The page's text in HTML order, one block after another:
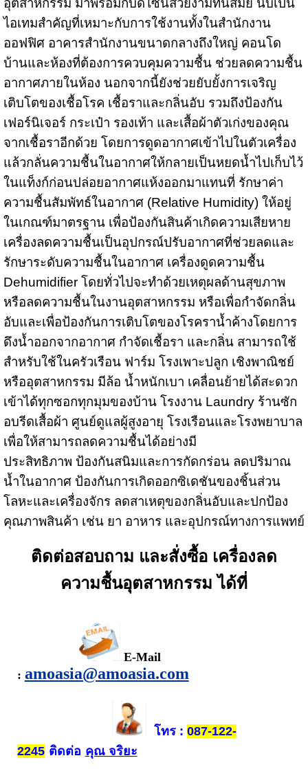
ไอเทมสำคัญที่เหมาะกับการใช้งานทั้งในสำนักงาน
ออฟฟิศ อาคารสำนักงานขนาดกลางถึงใหญ่ คอนโด
บ้านและห้องที่ต้องการควบคุมความชื้น ช่วยลดความชื้น
อากาศภายในห้อง นอกจากนี้ยังช่วยยับยั้งการเจริญ
เติบโตของเชื้อโรค เชื้อราและกลิ่นอับ รวมถึงป้องกัน
เฟอร์นิเจอร์ กระเป๋า รองเท้า และเสื้อผ้าตัวเก่งของคุณ
จากเชื้อราอีกด้วย โดยการดูดอากาศเข้าไปในตัวเครื่อง
แล้วกลั่นความชื้นในอากาศให้กลายเป็นหยดน้ำไปเก็บไว้
ในแท็งก์ก่อนปล่อยอากาศแห้งออกมาแทนที่ รักษาค่า
ความชื้นสัมพัทธ์ในอากาศ (Relative Humidity) ให้อยู่
ในเกณฑ์มาตรฐาน เพื่อป้องกันสินค้าเกิดความเสียหาย
เครื่องลดความชื้นเป็นอุปกรณ์ปรับอากาศที่ช่วยลดและ
รักษาระดับความชื้นในอากาศ เครื่องดูดความชื้น
Dehumidifier โดยทั่วไปจะทำด้วยเหตุผลด้านสุขภาพ
หรือลดความชื้นในงานอุตสาหกรรม หรือเพื่อกำจัดกลิ่น
อับและเพื่อป้องกันการเติบโตของโรคราน้ำค้างโดยการ
ดึงน้ำออกจากอากาศ กำจัดเชื้อรา และกลิ่น สามารถใช้
สำหรับใช้ในครัวเรือน ฟาร์ม โรงเพาะปลูก เชิงพาณิชย์
หรืออุตสาหกรรม มีล้อ น้ำหนักเบา เคลื่อนย้ายได้สะดวก
เข้าได้ทุกซอกทุกมุมของบ้าน โรงงาน Laundry ร้านซัก
อบรีดเสื้อผ้า ศูนย์ดูแลผู้สูงอายุ โรงเรือนและโรงพยาบาล
เพื่อให้สามารถลดความชื้นได้อย่างมี
ประสิทธิภาพ ป้องกันสนิมและการกัดกร่อนลดปริมาณ
น้ำในอากาศ ป้องกันการเกิดออกซิเดชันของชิ้นส่วน
โลหะและเครื่องจักร ลดสาเหตุของกลิ่นอับและปกป้อง
คุณภาพสินค้า เช่น ยา อาหาร และอุปกรณ์ทางการแพทย์
ติดต่อสอบถาม และสั่งซื้อ เครื่องลด
ความชื้นอุตสาหกรรม ได้ที่
E-Mail
: amoasia@amoasia.com
โทร: 087-122-
2245ติดต่อ คุณ จริยะ